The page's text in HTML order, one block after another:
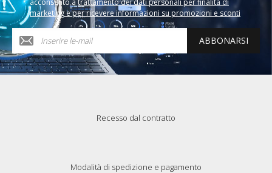
acconsento a trattamento dei dati personali per finalità di
marketing e per ricevere informazioni su promozioni e sconti
ABBONARSI
Recesso dal contratto
Modalità di spedizione e pagamento